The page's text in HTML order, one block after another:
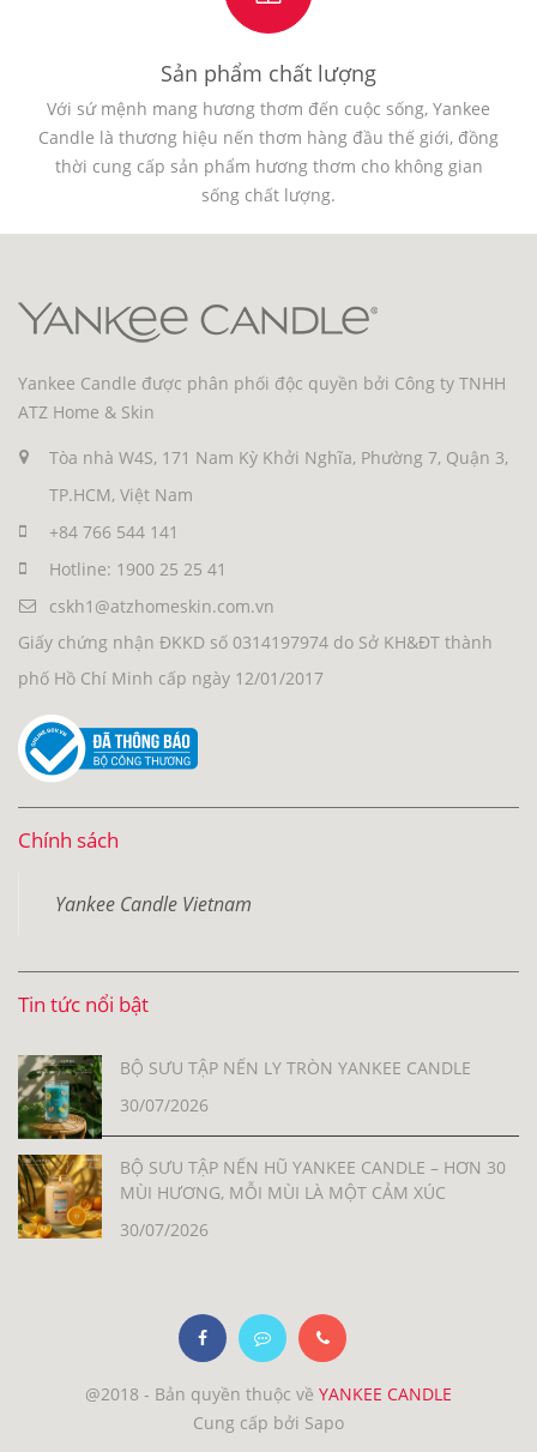
Sản phẩm chất lượng
Với sứ mệnh mang hương thơm đến cuộc sống, Yankee
Candle là thương hiệu nến thơm hàng đầu thế giới, đồng
thời cung cấp sản phẩm hương thơm cho không gian
sống chất lượng.
Yankee Candle được phân phối độc quyền bởi Công ty TNHH
ATZ Home & Skin
Tòa nhà W4S, 171 Nam Kỳ Khởi Nghĩa, Phường 7, Quận 3,
TP.HCM, Việt Nam
+84 766 544 141
Hotline: 1900 25 25 41
cskh1@atzhomeskin.com.vn
Giấy chứng nhận ĐKKD số 0314197974 do Sở KH&ĐT thành
phố Hồ Chí Minh cấp ngày 12/01/2017
Chính sách
Yankee Candle Vietnam
Tin tức nổi bật
BỘ SƯU TẬP NẾN LY TRÒN YANKEE CANDLE
30/07/2026
BỘ SƯU TẬP NẾN HŨ YANKEE CANDLE – HƠN 30
MÙI HƯƠNG, MỖI MÙI LÀ MỘT CẢM XÚC
30/07/2026
@2018 - Bản quyền thuộc về YANKEE CANDLE
Cung cấp bởi Sapo